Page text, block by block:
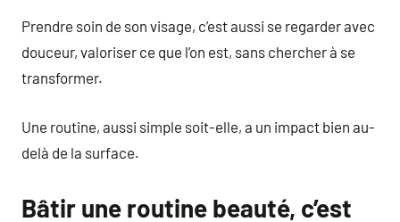
Prendre soin de son visage, c’est aussi se regarder avec
douceur, valoriser ce que l’on est, sans chercher à se
transformer.
Une routine, aussi simple soit-elle, a un impact bien au-
delà de la surface.
Bâtir une routine beauté, c’est